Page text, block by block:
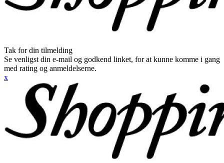
Tak for din tilmelding
Se venligst din e-mail og godkend linket, for at kunne komme i gang
med rating og anmeldelserne.
x